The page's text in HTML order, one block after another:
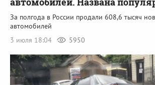
За полгода в России продали 608,6 тысяч
автомобилей
3 июля 18:04
5950